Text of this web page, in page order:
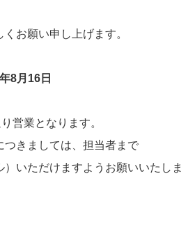
お願い申し上げます。
8月16日
営業となります。
つきましては、担当者まで
）いただけますようお願いいたしま